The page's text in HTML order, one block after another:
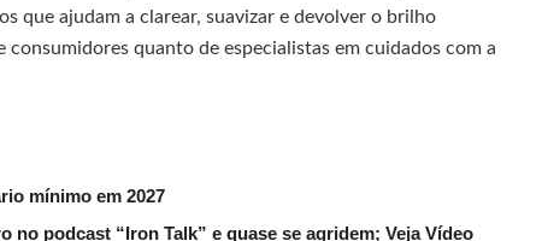
que ajudam a clarear, suavizar e devolver o brilho
quanto de especialistas em cuidados com a
mínimo em 2027
podcast “Iron Talk” e quase se agridem; Veja Vídeo